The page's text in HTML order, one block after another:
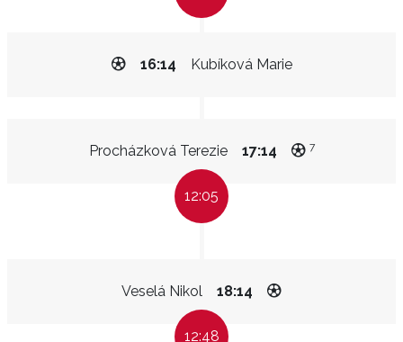
Kubíková Marie
16:14
Procházková Terezie 17:14 7
12:05
Veselá Nikol 18:14
12:48